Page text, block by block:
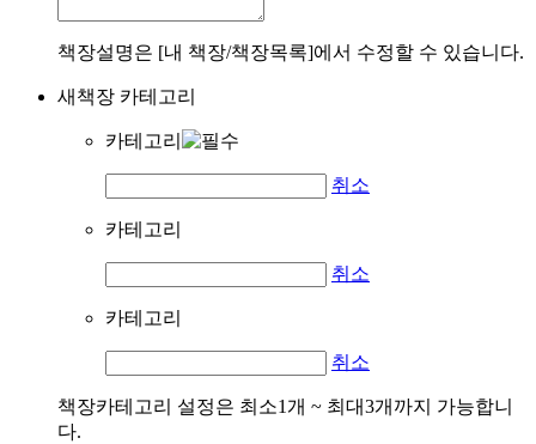
책장설명은 [내 책장/책장목록]에서 수정할 수 있습니다.
새책장 카테고리
카테고리
취소
카테고리
취소
카테고리
취소
책장카테고리 설정은 최소1개 ~ 최대3개까지 가능합니
다.